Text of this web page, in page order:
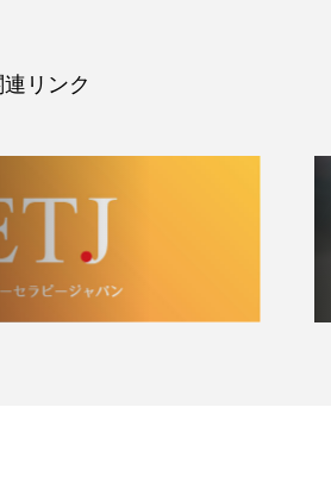
連リンク